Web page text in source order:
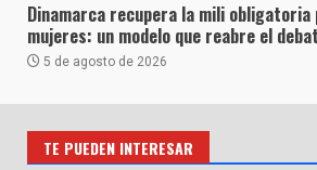
Dinamarca recupera la mili obligatoria
mujeres: un modelo que reabre el
5 de agosto de 2026
TE PUEDEN INTERESAR